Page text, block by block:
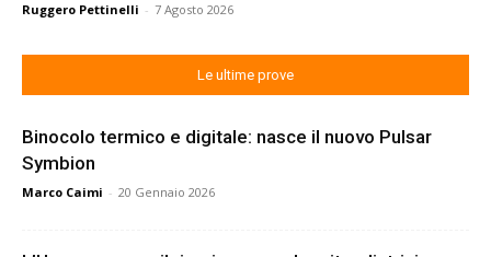
Ruggero Pettinelli - 7 Agosto 2026
Le ultime prove
Binocolo termico e digitale: nasce il nuovo Pulsar
Symbion
Marco Caimi - 20 Gennaio 2026